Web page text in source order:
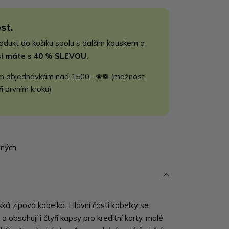
do košíku spolu s dalším kouskem a
máte s 40 % SLEVOU.
objednávkám nad 1500,- ❀❁ (možnost
prvním kroku)
zipová kabelka. Hlavní části kabelky se
obsahují i čtyři kapsy pro kreditní karty, malé